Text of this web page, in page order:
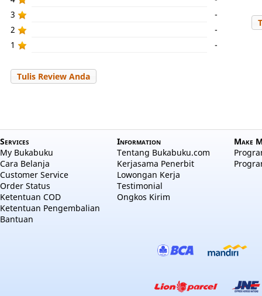
3
-
2
-
1
-
Tulis Review Anda
Services
My Bukabuku
Cara Belanja
Customer Service
Order Status
Ketentuan COD
Ketentuan Pengembalian
Bantuan
Information
Tentang Bukabuku.com
Kerjasama Penerbit
Lowongan Kerja
Testimonial
Ongkos Kirim
Make